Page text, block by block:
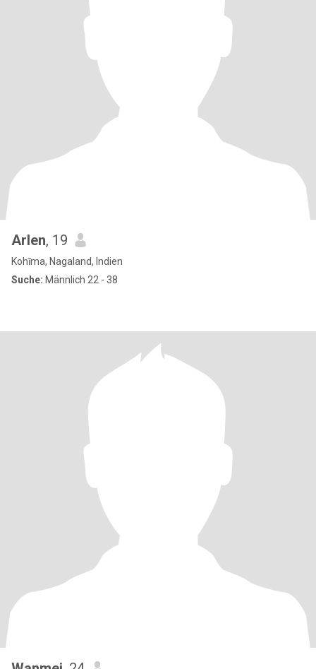
Arlen, 19
Kohīma, Nagaland, Indien
Suche: Männlich 22 - 38